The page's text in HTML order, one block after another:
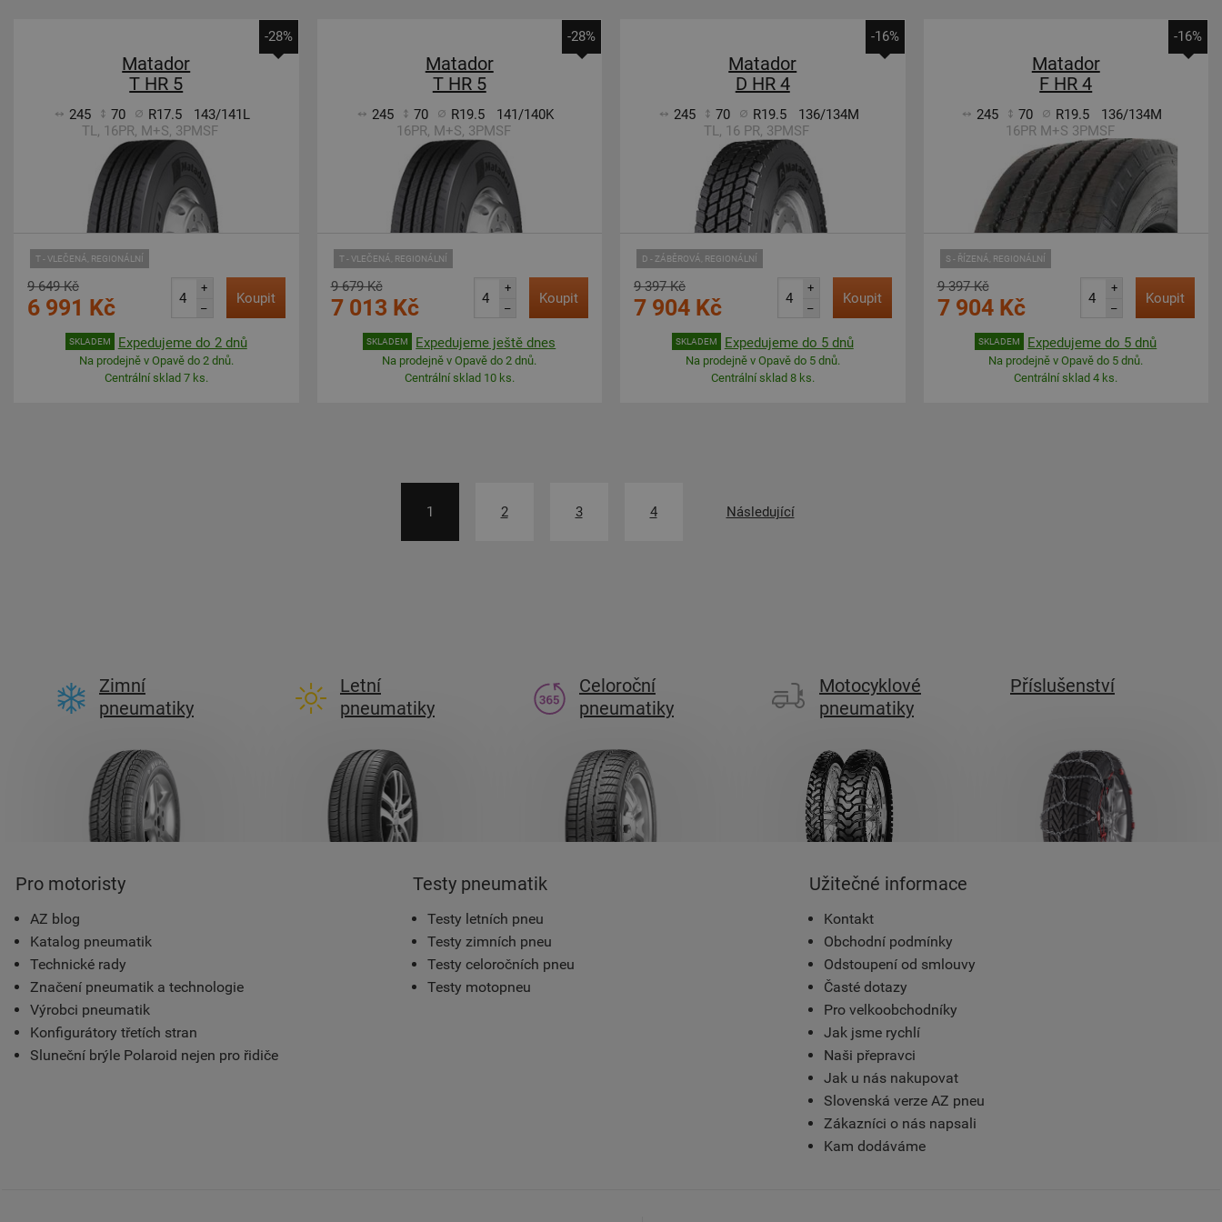
-28%
Matador
T HR 5
245 70 R17.5
143/141L
TL, 16PR, M+S, 3PMSF
T - VLEČENÁ, REGIONÁLNÍ
9 649 Kč
6 991 Kč
+
–
Koupit
SKLADEM Expedujeme do 2 dnů
Na prodejně v Opavě do 2 dnů.
Centrální sklad 7 ks.
-28%
Matador
T HR 5
245 70 R19.5
141/140K
16PR, M+S, 3PMSF
T - VLEČENÁ, REGIONÁLNÍ
9 679 Kč
7 013 Kč
+
–
Koupit
SKLADEM Expedujeme ještě dnes
Na prodejně v Opavě do 2 dnů.
Centrální sklad 10 ks.
-16%
Matador
D HR 4
245 70 R19.5
136/134M
TL, 16 PR, 3PMSF
D - ZÁBĚROVÁ, REGIONÁLNÍ
9 397 Kč
7 904 Kč
+
–
Koupit
SKLADEM Expedujeme do 5 dnů
Na prodejně v Opavě do 5 dnů.
Centrální sklad 8 ks.
-16%
Matador
F HR 4
245 70 R19.5
136/134M
16PR M+S 3PMSF
S - ŘÍZENÁ, REGIONÁLNÍ
9 397 Kč
7 904 Kč
+
–
Koupit
SKLADEM Expedujeme do 5 dnů
Na prodejně v Opavě do 5 dnů.
Centrální sklad 4 ks.
1 2 3 4 Následující
Zimní
pneumatiky
Letní
pneumatiky
Celoroční
pneumatiky
Motocyklové
pneumatiky
Příslušenství
Pro motoristy
AZ blog
Katalog pneumatik
Technické rady
Značení pneumatik a technologie
Výrobci pneumatik
Konfigurátory třetích stran
Sluneční brýle Polaroid nejen pro řidiče
Testy pneumatik
Testy letních pneu
Testy zimních pneu
Testy celoročních pneu
Testy motopneu
Užitečné informace
Kontakt
Obchodní podmínky
Odstoupení od smlouvy
Časté dotazy
Pro velkoobchodníky
Jak jsme rychlí
Naši přepravci
Jak u nás nakupovat
Slovenská verze AZ pneu
Zákazníci o nás napsali
Kam dodáváme